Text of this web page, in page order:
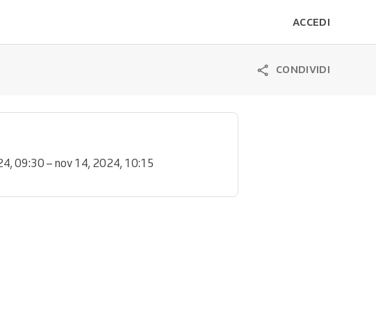
ACCEDI
CONDIVIDI
09:30 – nov 14, 2024, 10:15